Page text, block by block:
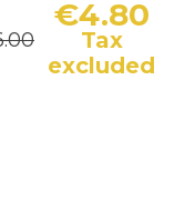
price
€4.80
Tax
excluded